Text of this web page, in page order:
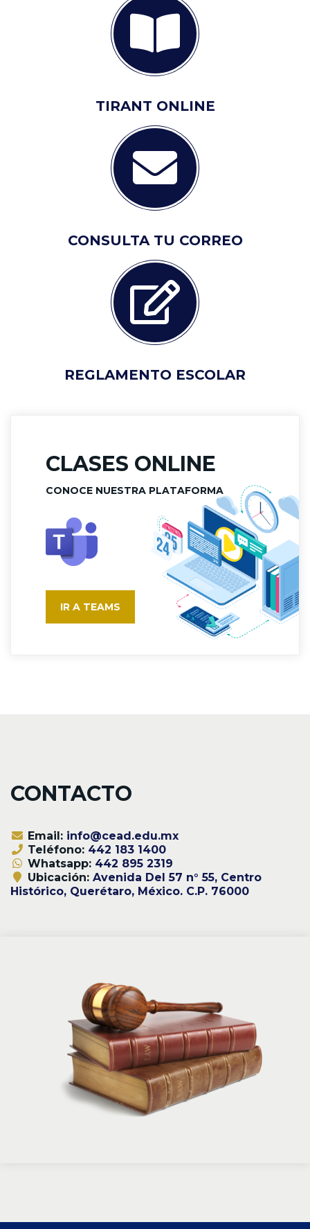
TIRANT ONLINE
CONSULTA TU CORREO
REGLAMENTO ESCOLAR
CLASES ONLINE
CONOCE NUESTRA PLATAFORMA
IR A TEAMS
CONTACTO
Email: info@cead.edu.mx
Teléfono: 442 183 1400
Whatsapp: 442 895 2319
Ubicación: Avenida Del 57 n° 55, Centro
Histórico, Querétaro, México. C.P. 76000